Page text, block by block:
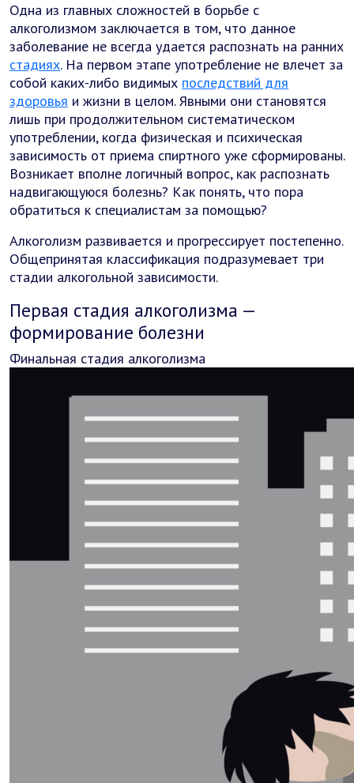
Одна из главных сложностей в борьбе с
алкоголизмом заключается в том, что данное
заболевание не всегда удается распознать на ранних
стадиях. На первом этапе употребление не влечет за
собой каких-либо видимых последствий для
здоровья и жизни в целом. Явными они становятся
лишь при продолжительном систематическом
употреблении, когда физическая и психическая
зависимость от приема спиртного уже сформированы.
Возникает вполне логичный вопрос, как распознать
надвигающуюся болезнь? Как понять, что пора
обратиться к специалистам за помощью?
Алкоголизм развивается и прогрессирует постепенно.
Общепринятая классификация подразумевает три
стадии алкогольной зависимости.
Первая стадия алкоголизма —
формирование болезни
Финальная стадия алкоголизма